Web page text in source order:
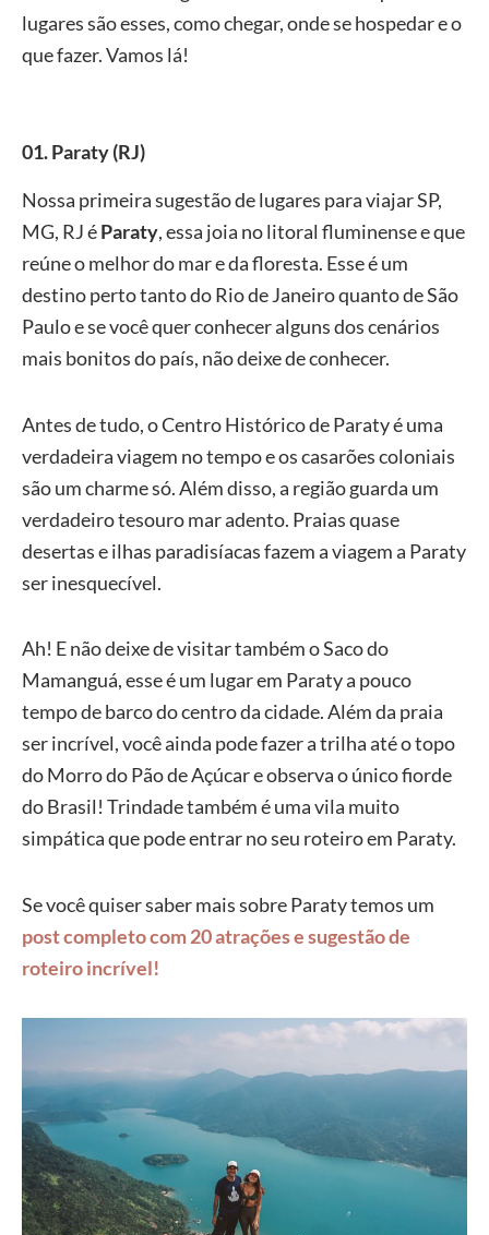
lugares são esses, como chegar, onde se hospedar e o
que fazer. Vamos lá!
01. Paraty (RJ)
Nossa primeira sugestão de lugares para viajar SP,
MG, RJ éParaty, essa joia no litoral fluminense e que
reúne o melhor do mar e da floresta. Esse é um
destino perto tanto do Rio de Janeiro quanto de São
Paulo e se você quer conhecer alguns dos cenários
mais bonitos do país, não deixe de conhecer.
Antes de tudo, o Centro Histórico de Paraty é uma
verdadeira viagem no tempo e os casarões coloniais
são um charme só. Além disso, a região guarda um
verdadeiro tesouro mar adento. Praias quase
desertas e ilhas paradisíacas fazem a viagem a Paraty
ser inesquecível.
Ah! E não deixe de visitar também o Saco do
Mamanguá, esse é um lugar em Paraty a pouco
tempo de barco do centro da cidade. Além da praia
ser incrível, você ainda pode fazer a trilha até o topo
do Morro do Pão de Açúcar e observa o único fiorde
do Brasil! Trindade também é uma vila muito
simpática que pode entrar no seu roteiro em Paraty.
Se você quiser saber mais sobre Paraty temos um
post completo com 20 atrações e sugestão de
roteiro incrível!